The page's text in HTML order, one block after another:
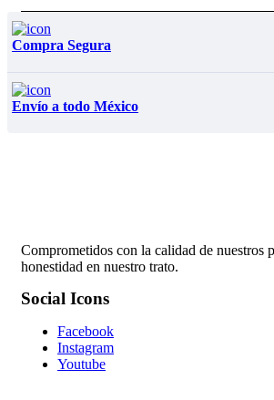
Compra Segura
Envío a todo México
Comprometidos con la calidad de nuestros
honestidad en nuestro trato.
Social Icons
Facebook
Instagram
Youtube